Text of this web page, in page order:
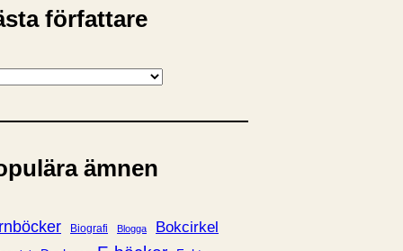
författare
ämnen
Biografi Blogga Bokcirkel